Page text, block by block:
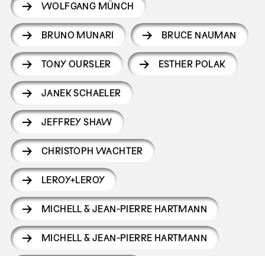
WOLFGANG MÜNCH
BRUNO MUNARI BRUCE NAUMAN
TONY OURSLER ESTHER POLAK
JANEK SCHAELER
JEFFREY SHAW
CHRISTOPH WACHTER
LEROY+LEROY
MICHELL & JEAN-PIERRE HARTMANN
MICHELL & JEAN-PIERRE HARTMANN